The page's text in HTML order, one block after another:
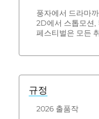
풍자에서 드라마
2D에서 스톱모션,
페스티벌은 모든
규정
2026 출품작